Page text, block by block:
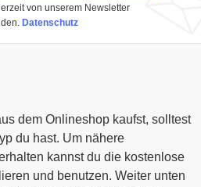
von unserem Newsletter
Datenschutz
dem Onlineshop kaufst, solltest
du hast. Um nähere
kannst du die kostenlose
und benutzen. Weiter unten